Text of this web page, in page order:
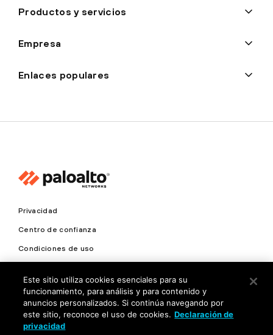
Productos y servicios
Empresa
Enlaces populares
Privacidad
Centro de confianza
Condiciones de uso
Copyright © 2026 Palo Alto Networks. Todos los derechos
reservados
Este sitio utiliza cookies esenciales para su
funcionamiento, para análisis y para contenido y
anuncios personalizados. Si continúa navegando por
este sitio, reconoce el uso de cookies. Declaración de
privacidad